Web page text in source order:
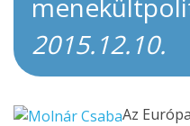
2015.12.10.
Az